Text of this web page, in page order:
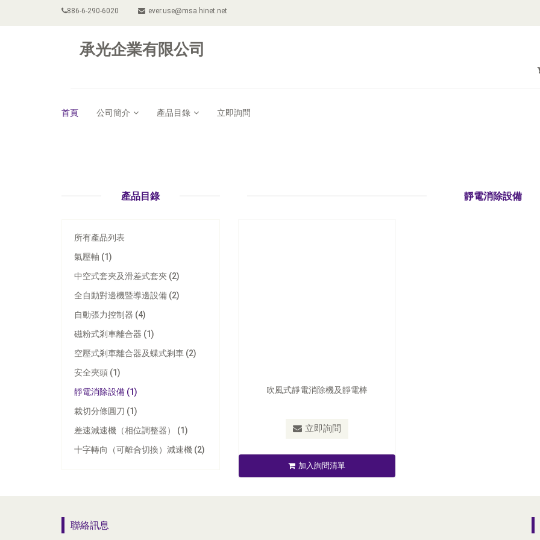
886-6-290-6020 ever.use@msa.hinet.net
承光企業有限公司
首頁 公司簡介 產品目錄 立即詢問
產品目錄
所有產品列表
氣壓軸 (1)
中空式套夾及滑差式套夾 (2)
全自動對邊機暨導邊設備 (2)
自動張力控制器 (4)
磁粉式剎車離合器 (1)
空壓式剎車離合器及蝶式剎車 (2)
安全夾頭 (1)
靜電消除設備 (1)
裁切分條圓刀 (1)
差速減速機（相位調整器） (1)
十字轉向（可離合切換）減速機 (2)
靜電消除設備
吹風式靜電消除機及靜電棒
立即詢問
加入詢問清單
聯絡訊息